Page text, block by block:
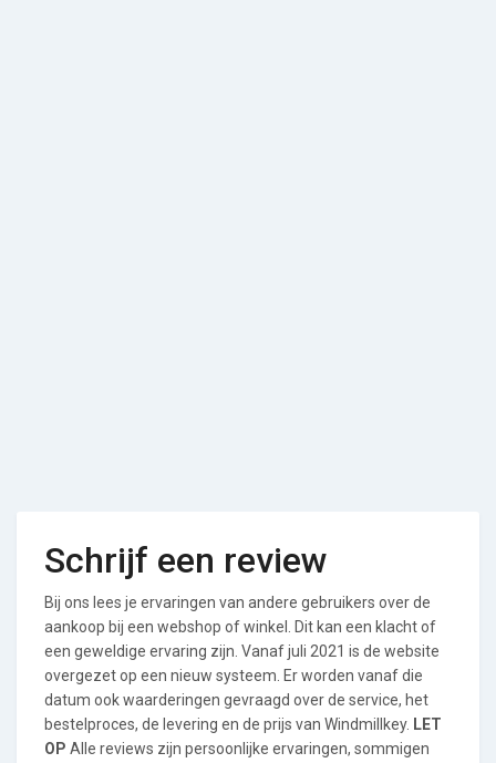
Schrijf een review
Bij ons lees je ervaringen van andere gebruikers over de
aankoop bij een webshop of winkel. Dit kan een klacht of
een geweldige ervaring zijn. Vanaf juli 2021 is de website
overgezet op een nieuw systeem. Er worden vanaf die
datum ook waarderingen gevraagd over de service, het
bestelproces, de levering en de prijs van Windmillkey. LET
OP Alle reviews zijn persoonlijke ervaringen, sommigen